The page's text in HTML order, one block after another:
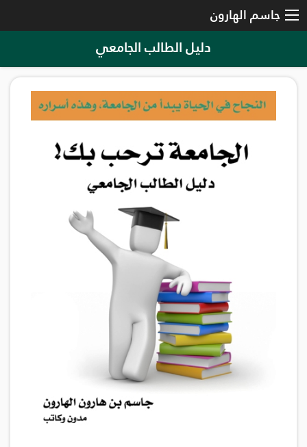
جاسم الهارون
دليل الطالب الجامعي